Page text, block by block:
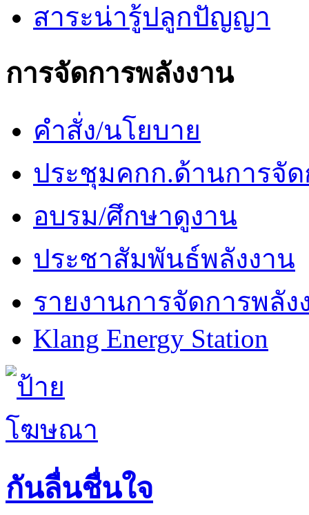
สาระน่ารู้ปลูกปัญญา
การจัดการพลังงาน
คำสั่ง/นโยบาย
ประชุมคกก.ด้านการจัด
อบรม/ศึกษาดูงาน
ประชาสัมพันธ์พลังงาน
รายงานการจัดการพลัง
Klang Energy Station
กันลื่นชื่นใจ